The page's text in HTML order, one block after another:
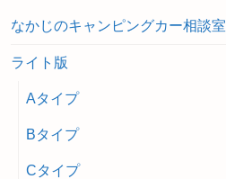
なかじのキャンピングカー相談室
ライト版
Aタイプ
Bタイプ
Cタイプ